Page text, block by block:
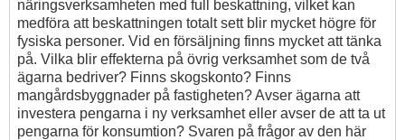
näringsverksamheten med full beskattning, vilket kan
medföra att beskattningen totalt sett blir mycket högre för
fysiska personer. Vid en försäljning finns mycket att tänka
på. Vilka blir effekterna på övrig verksamhet som de två
ägarna bedriver? Finns skogskonto? Finns
mangårdsbyggnader på fastigheten? Avser ägarna att
investera pengarna i ny verksamhet eller avser de att ta ut
pengarna för konsumtion? Svaren på frågor av den här